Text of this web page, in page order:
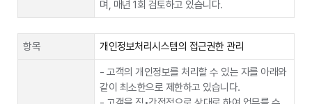
유효기간
간
서비스 제공기간
삼성카드
이용
목적 및 보관기
간
eSIM(내장형 유심) 개통 시 단말에서 Noti.를 띄
- 보유기간 : 위탁계약 종료 시점까지
국외 이전이 필수적으로 수반되는 서비스입니다.
국외 이전을 원치 않을 경우 홈페이지 및 모바일
설명
분리하여 악성코드 감염 및 개인정보 유출을 예방
하고 있습니다.
며, 매년 1회 검토하고 있습니다.
항목 개인정보처리시스템의 접근권한 관리
- 고객의 개인정보를 처리할 수 있는 자를 아래와
같이 최소한으로 제한하고 있습니다.